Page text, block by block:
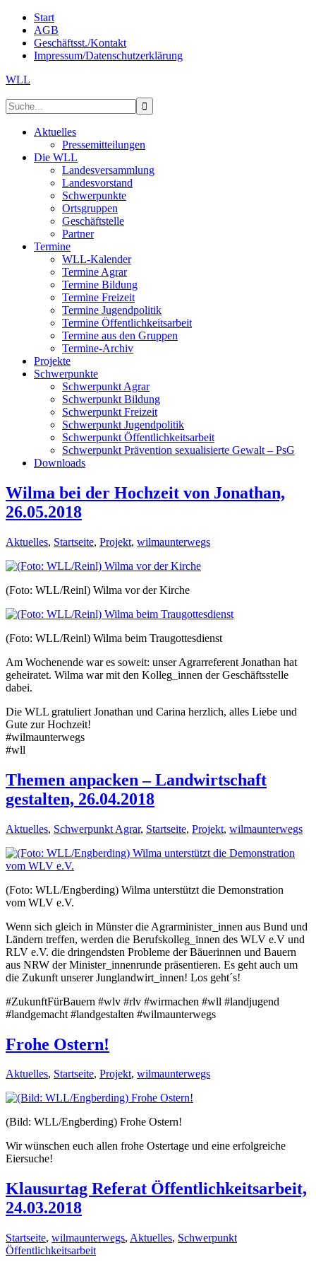
Start
AGB
Geschäftsst./Kontakt
Impressum/Datenschutzerklärung
WLL
Aktuelles
Pressemitteilungen
Die WLL
Landesversammlung
Landesvorstand
Schwerpunkte
Ortsgruppen
Geschäftstelle
Partner
Termine
WLL-Kalender
Termine Agrar
Termine Bildung
Termine Freizeit
Termine Jugendpolitik
Termine Öffentlichkeitsarbeit
Termine aus den Gruppen
Termine-Archiv
Projekte
Schwerpunkte
Schwerpunkt Agrar
Schwerpunkt Bildung
Schwerpunkt Freizeit
Schwerpunkt Jugendpolitik
Schwerpunkt Öffentlichkeitsarbeit
Schwerpunkt Prävention sexualisierte Gewalt – PsG
Downloads
Wilma bei der Hochzeit von Jonathan,
26.05.2018
Aktuelles, Startseite, Projekt, wilmaunterwegs
(Foto: WLL/Reinl) Wilma vor der Kirche
(Foto: WLL/Reinl) Wilma beim Traugottesdienst
Am Wochenende war es soweit: unser Agrarreferent Jonathan hat
geheiratet. Wilma war mit den Kolleg_innen der Geschäftsstelle
dabei.
Die WLL gratuliert Jonathan und Carina herzlich, alles Liebe und
Gute zur Hochzeit!
#wilmaunterwegs
#wll
Themen anpacken – Landwirtschaft
gestalten, 26.04.2018
Aktuelles, Schwerpunkt Agrar, Startseite, Projekt, wilmaunterwegs
(Foto: WLL/Engberding) Wilma unterstützt die Demonstration
vom WLV e.V.
Wenn sich gleich in Münster die Agrarminister_innen aus Bund und
Ländern treffen, werden die Berufskolleg_innen des WLV e.V und
RLV e.V. die dringendsten Probleme der Bäuerinnen und Bauern
aus NRW der Minister_innenrunde präsentieren. Es geht auch um
die Zukunft unserer Junglandwirt_innen! Los geht´s!
#ZukunftFürBauern #wlv #rlv #wirmachen #wll #landjugend
#landgemacht #landgestalten #wilmaunterwegs
Frohe Ostern!
Aktuelles, Startseite, Projekt, wilmaunterwegs
(Bild: WLL/Engberding) Frohe Ostern!
Wir wünschen euch allen frohe Ostertage und eine erfolgreiche
Eiersuche!
Klausurtag Referat Öffentlichkeitsarbeit,
24.03.2018
Startseite, wilmaunterwegs, Aktuelles, Schwerpunkt
Öffentlichkeitsarbeit